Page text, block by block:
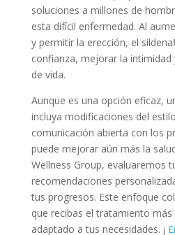
soluciones a millones de
esta difícil enfermedad. Al
y permitir la erección, el
confianza, mejorar la intimidad
de vida.
Aunque es una opción eficaz,
incluya modificaciones del
comunicación abierta con los
puede mejorar aún más la
Wellness Group, evaluaremos
recomendaciones
tus progresos. Este enfoque
que recibas el tratamiento
adaptado a tus necesidades. ¡